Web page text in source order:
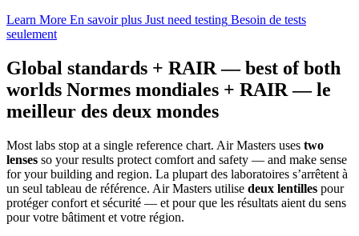
Learn More En savoir plus Just need testing Besoin de tests
seulement
Global standards + RAIR — best of both
worlds Normes mondiales + RAIR — le
meilleur des deux mondes
Most labs stop at a single reference chart. Air Masters uses two
lenses so your results protect comfort and safety — and make sense
for your building and region. La plupart des laboratoires s’arrêtent à
un seul tableau de référence. Air Masters utilise deux lentilles pour
protéger confort et sécurité — et pour que les résultats aient du sens
pour votre bâtiment et votre région.